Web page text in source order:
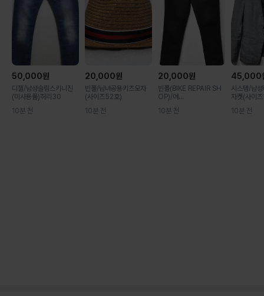
50,000원
디젤/남성슬림스키니진
(미사용품)허리30
10분 전
20,000원
빈폴/남녀공용키즈모자
(사이즈52호)
10분 전
20,000원
빈폴(BIKE REPAIR SH
OP)/여...
10분 전
45,000
시스템/남
자켓(사이
10분 전